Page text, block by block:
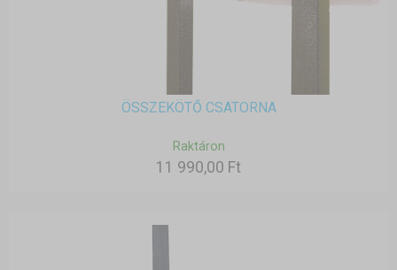
ÖSSZEKÖTŐ CSATORNA
Raktáron
11 990,00 Ft